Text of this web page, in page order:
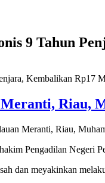
9 Tahun
Riau,
Meranti, Riau,
Pengadilan Negeri
dan meyakinkan